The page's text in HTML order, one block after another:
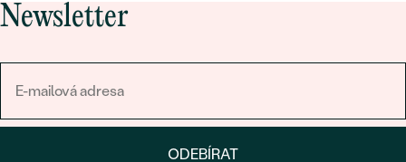
Newsletter
ODEBÍRAT